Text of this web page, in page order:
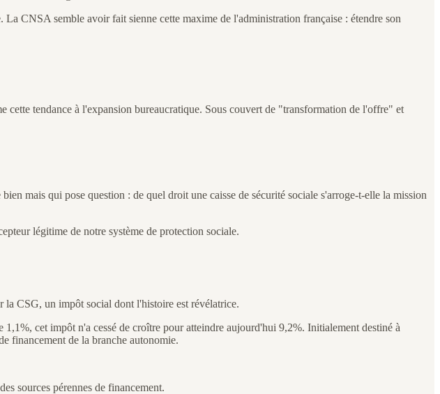
CNSA semble avoir fait sienne cette maxime de l'administration française : étendre son
tendance à l'expansion bureaucratique. Sous couvert de "transformation de l'offre" et
mais qui pose question : de quel droit une caisse de sécurité sociale s'arroge-t-elle la mission
légitime de notre système de protection sociale.
CSG, un impôt social dont l'histoire est révélatrice.
cet impôt n'a cessé de croître pour atteindre aujourd'hui 9,2%. Initialement destiné à
financement de la branche autonomie.
sources pérennes de financement.